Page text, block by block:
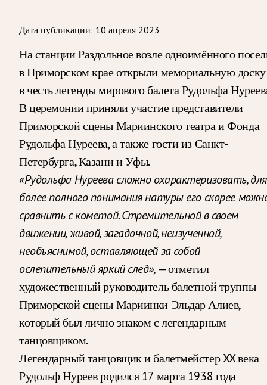
Дата публикации: 10 апреля 2023
На станции Раздольное возле одноимённого
в Приморском крае открыли мемориальную доску
в честь легенды мирового балета Рудольфа
В церемонии приняли участие представители
Приморской сцены Мариинского театра и Фонда
Рудольфа Нуреева, а также гости из Санкт-
Петербурга, Казани и Уфы.
«Рудольфа Нуреева сложно охарактеризовать, для
более полного понимания натуры его скорее
сравнить с кометой. Стремительной в своем
движении, живой, загадочной, неизученной,
необъяснимой, оставляющей за собой
ослепительный яркий след»,— отметил
художественный руководитель балетной труппы
Приморской сцены Мариинки Эльдар Алиев,
который был лично знаком с легендарным
танцовщиком.
Легендарный танцовщик и балетмейстер XX века
Рудольф Нуреев родился 17 марта 1938 года